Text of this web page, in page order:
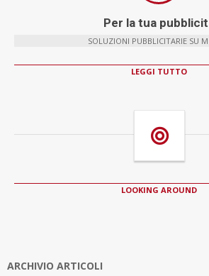
Per la tua
SOLUZIONI PUBBLICITARIE SU
LEGGI TUTTO
LOOKING AROUND
ARCHIVIO ARTICOLI